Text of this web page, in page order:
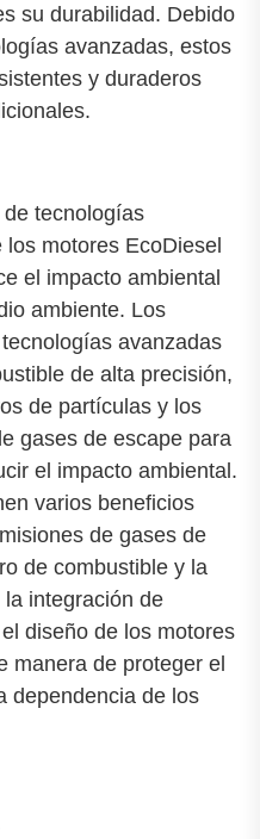
su durabilidad. Debido
avanzadas, estos
y duraderos
tecnologías
motores EcoDiesel
el impacto ambiental
ambiente. Los
avanzadas
de alta precisión,
de partículas y los
gases de escape para
el impacto ambiental.
varios beneficios
de gases de
de combustible y la
integración de
diseño de los motores
manera de proteger el
dependencia de los